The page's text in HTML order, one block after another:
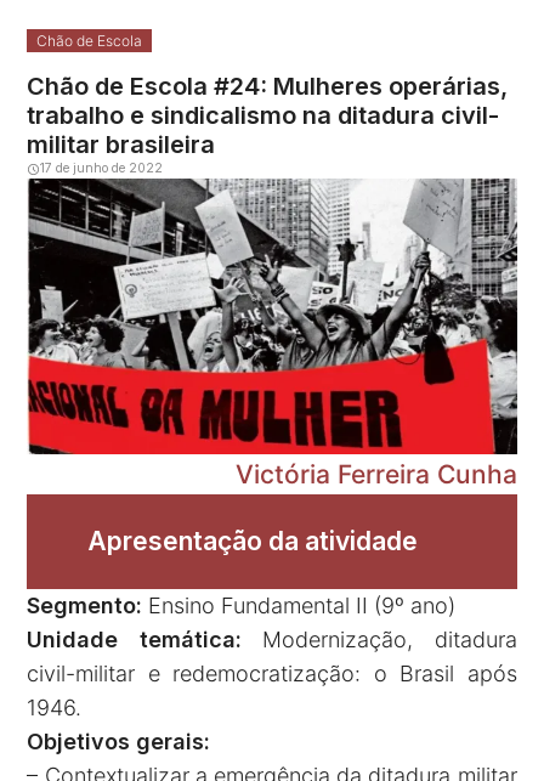
Chão de Escola
Chão de Escola #24: Mulheres operárias,
trabalho e sindicalismo na ditadura civil-
militar brasileira
17 de junho de 2022
Victória Ferreira Cunha
Apresentação da atividade
Segmento: Ensino Fundamental II (9º ano)
Unidade temática: Modernização, ditadura
civil-militar e redemocratização: o Brasil após
1946.
Objetivos gerais:
– Contextualizar a emergência da ditadura militar